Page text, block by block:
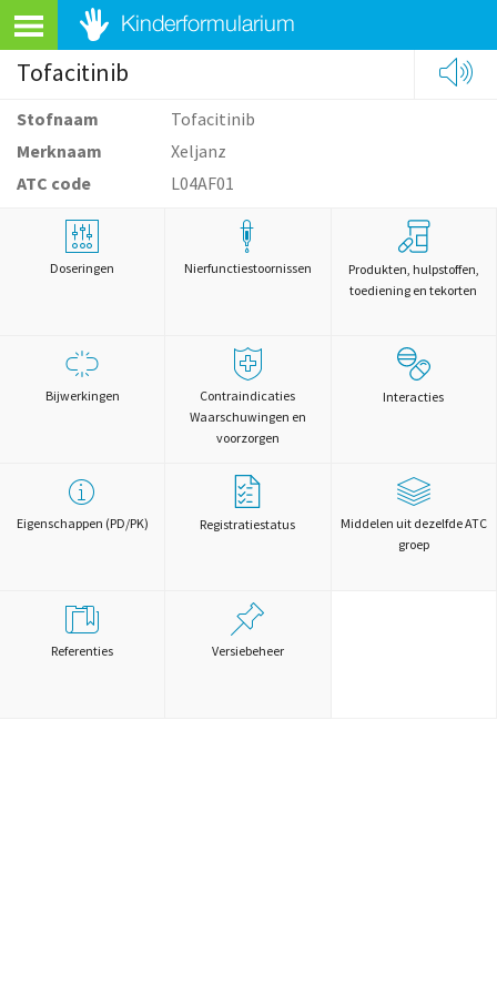
Tofacitinib
Stofnaam
Tofacitinib
Merknaam
Xeljanz
ATC code
L04AF01
Doseringen Nierfunctiestoornissen
Produkten, hulpstoffen,
toediening en tekorten
Bijwerkingen
Contraindicaties
Waarschuwingen en
voorzorgen
Interacties
Eigenschappen (PD/PK) Registratiestatus
Middelen uit dezelfde ATC
groep
Referenties Versiebeheer